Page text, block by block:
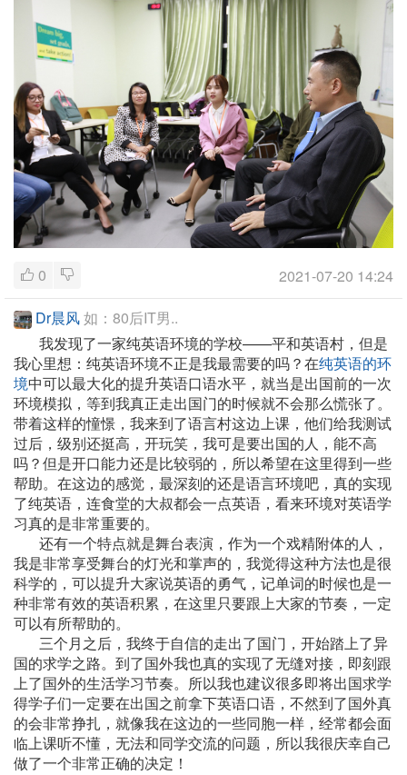
0
2021-07-20 14:24
Dr晨风如：80后IT男..
我发现了一家纯英语环境的学校——平和英语村，但是
我心里想：纯英语环境不正是我最需要的吗？在纯英语的环
境中可以最大化的提升英语口语水平，就当是出国前的一次
环境模拟，等到我真正走出国门的时候就不会那么慌张了。
带着这样的憧憬，我来到了语言村这边上课，他们给我测试
过后，级别还挺高，开玩笑，我可是要出国的人，能不高
吗？但是开口能力还是比较弱的，所以希望在这里得到一些
帮助。在这边的感觉，最深刻的还是语言环境吧，真的实现
了纯英语，连食堂的大叔都会一点英语，看来环境对英语学
习真的是非常重要的。
还有一个特点就是舞台表演，作为一个戏精附体的人，
我是非常享受舞台的灯光和掌声的，我觉得这种方法也是很
科学的，可以提升大家说英语的勇气，记单词的时候也是一
种非常有效的英语积累，在这里只要跟上大家的节奏，一定
可以有所帮助的。
三个月之后，我终于自信的走出了国门，开始踏上了异
国的求学之路。到了国外我也真的实现了无缝对接，即刻跟
上了国外的生活学习节奏。所以我也建议很多即将出国求学
得学子们一定要在出国之前拿下英语口语，不然到了国外真
的会非常挣扎，就像我在这边的一些同胞一样，经常都会面
临上课听不懂，无法和同学交流的问题，所以我很庆幸自己
做了一个非常正确的决定！